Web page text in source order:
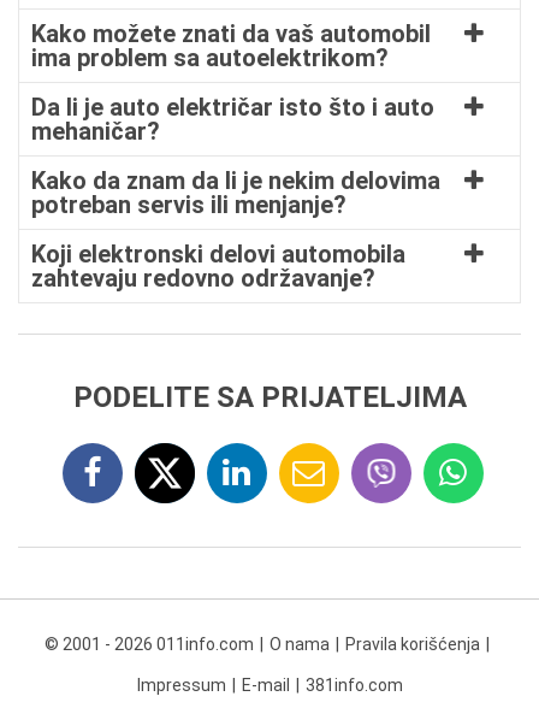
Kako možete znati da vaš automobil
ima problem sa autoelektrikom?
Da li je auto električar isto što i auto
mehaničar?
Kako da znam da li je nekim delovima
potreban servis ili menjanje?
Koji elektronski delovi automobila
zahtevaju redovno održavanje?
PODELITE SA PRIJATELJIMA
© 2001 - 2026 011info.com O nama Pravila korišćenja
Impressum E-mail 381info.com